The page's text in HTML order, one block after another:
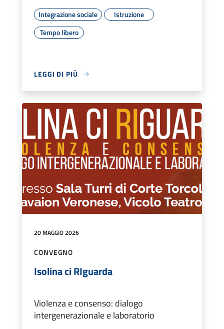
Integrazione sociale
Istruzione
Tempo libero
LEGGI DI PIÙ
20 MAGGIO 2026
CONVEGNO
Isolina ci RIguarda
Violenza e consenso: dialogo
intergenerazionale e laboratorio